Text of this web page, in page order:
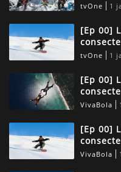
tvOne 1
[Ep 00]
tvOne 1
[Ep 00]
VivaBola
[Ep 00]
VivaBola